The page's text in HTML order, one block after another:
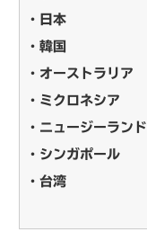
・日本
・韓国
・オーストラリア
・ミクロネシア
・ニュージーランド
・シンガポール
・台湾